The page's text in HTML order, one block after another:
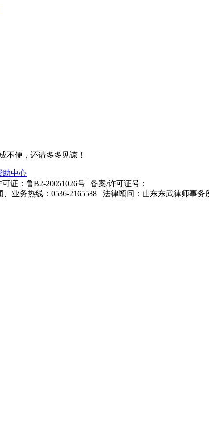
不便，还请多多见谅！
助中心
证：鲁B2-20051026号 | 备案/许可证号：
业务热线：0536-2165588 法律顾问：山东东武律师事务